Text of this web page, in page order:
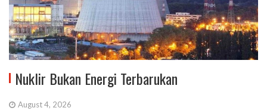
Nuklir Bukan Energi Terbarukan
August 4, 2026